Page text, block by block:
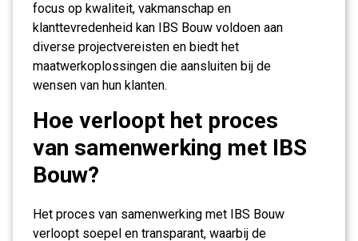
focus op kwaliteit, vakmanschap en
klanttevredenheid kan IBS Bouw voldoen aan
diverse projectvereisten en biedt het
maatwerkoplossingen die aansluiten bij de
wensen van hun klanten.
Hoe verloopt het proces
van samenwerking met IBS
Bouw?
Het proces van samenwerking met IBS Bouw
verloopt soepel en transparant, waarbij de